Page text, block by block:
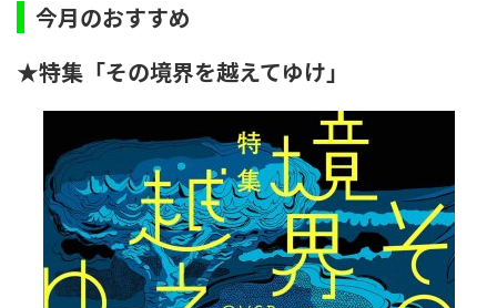
今月のおすすめ
★特集「その境界を越えてゆけ」